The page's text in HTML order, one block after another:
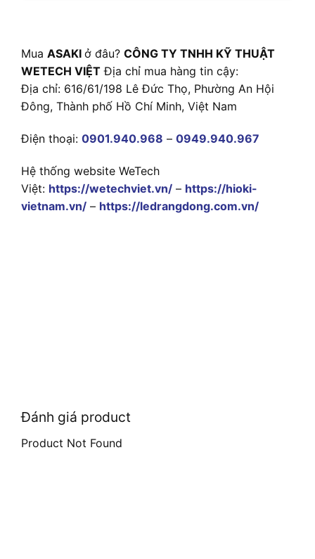
Mua ASAKI ở đâu? CÔNG TY TNHH KỸ THUẬT
WETECH VIỆT Địa chỉ mua hàng tin cậy:
Địa chỉ: 616/61/198 Lê Đức Thọ, Phường An Hội
Đông, Thành phố Hồ Chí Minh, Việt Nam
Điện thoại: 0901.940.968 – 0949.940.967
Hệ thống website WeTech
Việt: https://wetechviet.vn/ – https://hioki-
vietnam.vn/ – https://ledrangdong.com.vn/
Đánh giá product
Product Not Found